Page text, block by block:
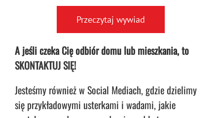
Przeczytaj wywiad
A jeśli czeka Cię odbiór domu lub mieszkania, to
SKONTAKTUJ SIĘ!
Jesteśmy również w Social Mediach, gdzie dzielimy
się przykładowymi usterkami i wadami, jakie